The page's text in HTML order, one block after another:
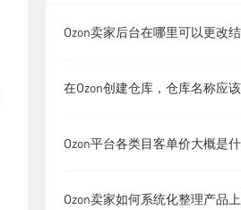
Ozon卖家后台在哪里可以更改
在Ozon创建仓库，仓库名称应
Ozon平台各类目客单价大概是
Ozon卖家如何系统化整理产品